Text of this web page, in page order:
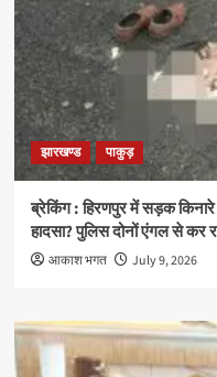
झारखण्ड पाकुड़
ब्रेकिंग : हिरणपुर में सड़क
हादसा? पुलिस दोनों एंगल से कर
आकाश भगत July 9, 2026